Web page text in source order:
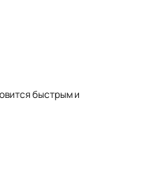
быстрым и